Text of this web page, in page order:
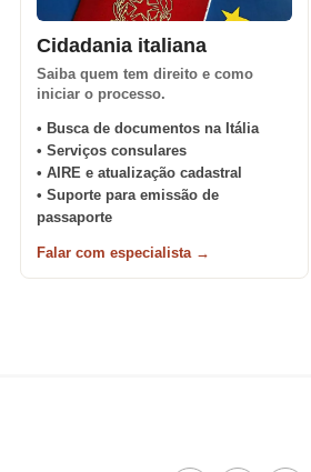
Cidadania italiana
Saiba quem tem direito e como
iniciar o processo.
• Busca de documentos na Itália
• Serviços consulares
• AIRE e atualização cadastral
• Suporte para emissão de
passaporte
Falar com especialista →